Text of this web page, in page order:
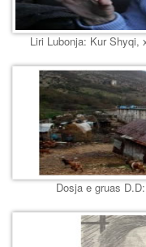
Liri Lubonja: Kur Shyqi,
Dosja e gruas